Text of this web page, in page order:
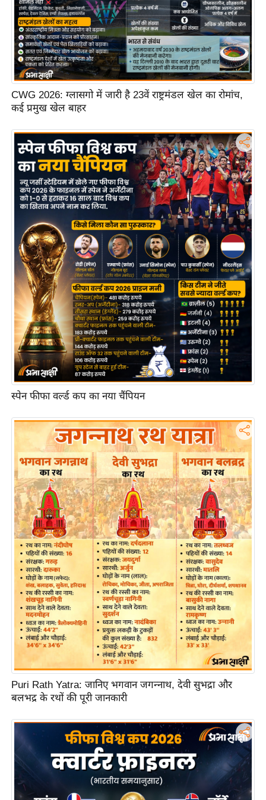
ष
ण
स
म
सा
म
यि
मा
तृ
भू
मि
स्तं
म
आ
र
.
आ
ई
.
चा
य
र
मी
क्षा
ध
र्म
ज्यो
ति
मा
र्म
स्थ
त्यो
हा
CWG 2026: ग्लासगो में जारी है 23वें राष्ट्रमंडल खेल का रोमांच,
कई प्रमुख खेल बाहर
स्पेन फीफा वर्ल्ड कप का नया चैंपियन
Puri Rath Yatra: जानिए भगवान जगन्नाथ, देवी सुभद्रा और
बलभद्र के रथों की पूरी जानकारी